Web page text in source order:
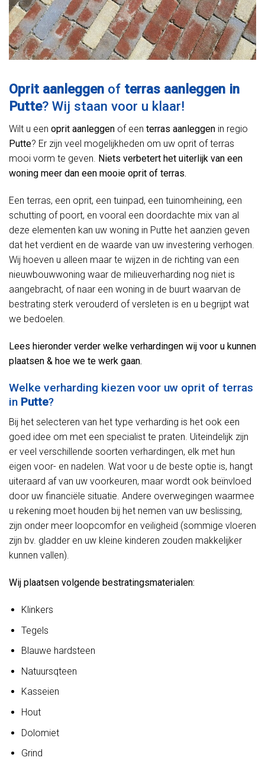
Oprit aanleggen of terras aanleggen in
Putte? Wij staan voor u klaar!
Wilt u een oprit aanleggen of een terras aanleggen in regio
Putte? Er zijn veel mogelijkheden om uw oprit of terras
mooi vorm te geven. Niets verbetert het uiterlijk van een
woning meer dan een mooie oprit of terras.
Een terras, een oprit, een tuinpad, een tuinomheining, een
schutting of poort, en vooral een doordachte mix van al
deze elementen kan uw woning in Putte het aanzien geven
dat het verdient en de waarde van uw investering verhogen.
Wij hoeven u alleen maar te wijzen in de richting van een
nieuwbouwwoning waar de milieuverharding nog niet is
aangebracht, of naar een woning in de buurt waarvan de
bestrating sterk verouderd of versleten is en u begrijpt wat
we bedoelen.
Lees hieronder verder welke verhardingen wij voor u kunnen
plaatsen & hoe we te werk gaan.
Welke verharding kiezen voor uw oprit of terras
in Putte?
Bij het selecteren van het type verharding is het ook een
goed idee om met een specialist te praten. Uiteindelijk zijn
er veel verschillende soorten verhardingen, elk met hun
eigen voor- en nadelen. Wat voor u de beste optie is, hangt
uiteraard af van uw voorkeuren, maar wordt ook beïnvloed
door uw financiële situatie. Andere overwegingen waarmee
u rekening moet houden bij het nemen van uw beslissing,
zijn onder meer loopcomfor en veiligheid (sommige vloeren
zijn bv. gladder en uw kleine kinderen zouden makkelijker
kunnen vallen).
Wij plaatsen volgende bestratingsmaterialen:
Klinkers
Tegels
Blauwe hardsteen
Natuursqteen
Kasseien
Hout
Dolomiet
Grind